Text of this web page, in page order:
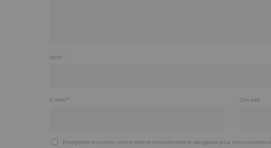
Nom *
E-mail * Site web
Enregistrer mon nom, mon e-mail et mon site dans le navigateur pour mon prochain